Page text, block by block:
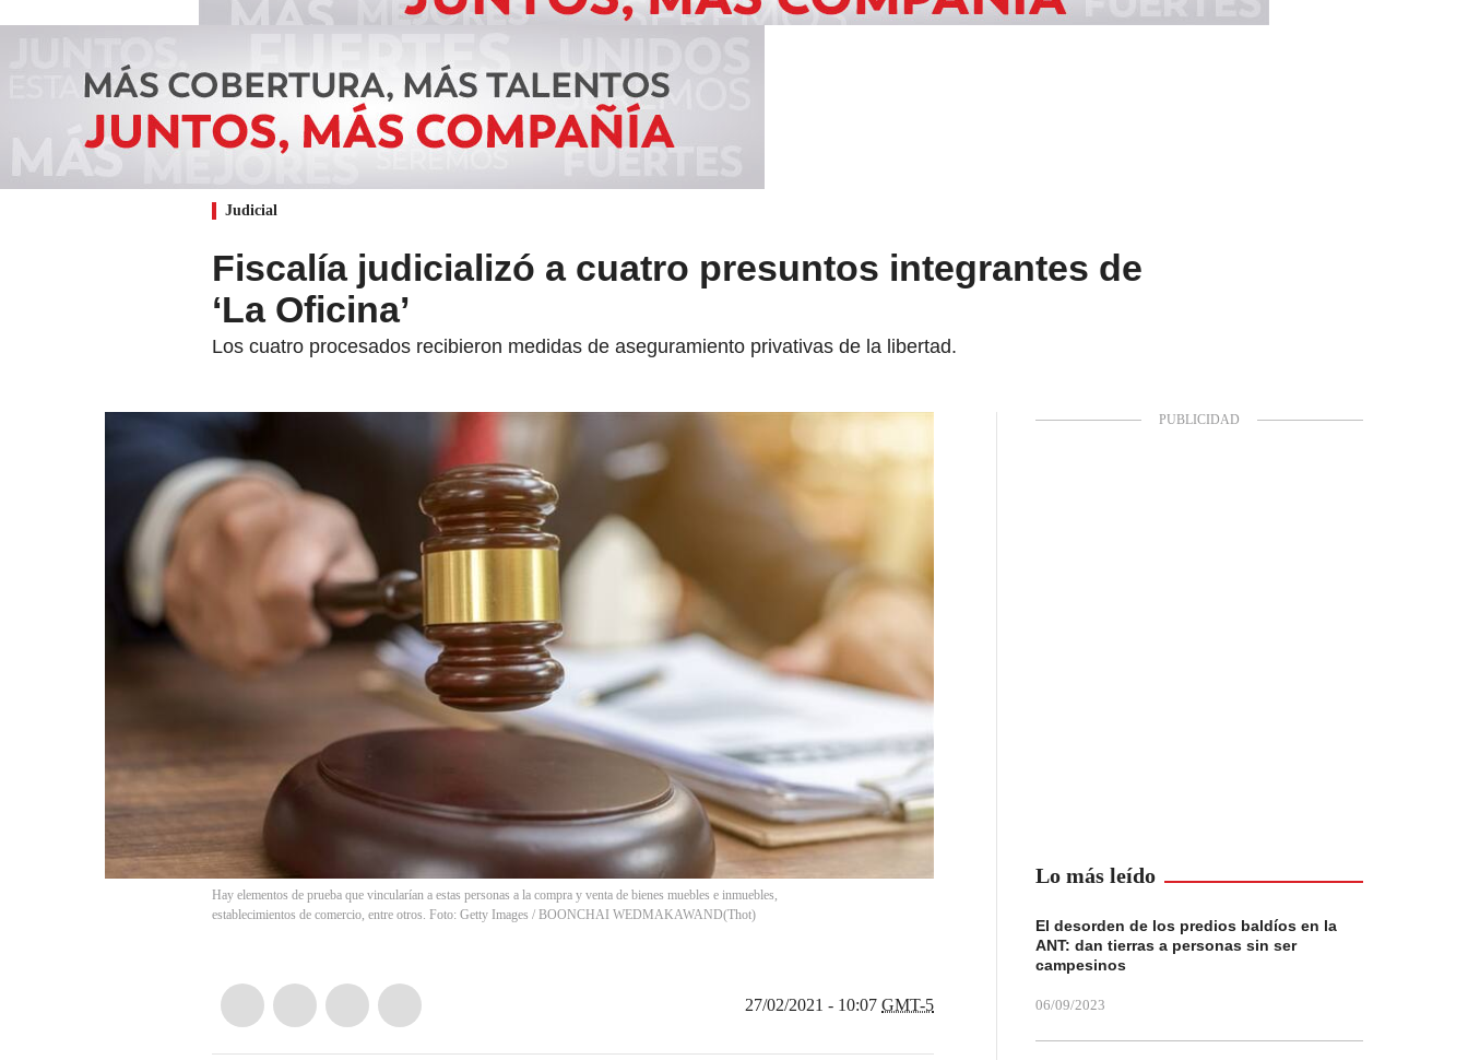
Judicial
Fiscalía judicializó a cuatro presuntos integrantes de
‘La Oficina’
Los cuatro procesados recibieron medidas de aseguramiento privativas de la libertad.
Hay elementos de prueba que vincularían a estas personas a la compra y venta de bienes muebles e inmuebles,
establecimientos de comercio, entre otros. Foto: Getty Images / BOONCHAI WEDMAKAWAND(Thot)
27/02/2021 - 10:07 GMT-5
Lo más leído
El desorden de los predios baldíos en la
ANT: dan tierras a personas sin ser
campesinos
06/09/2023